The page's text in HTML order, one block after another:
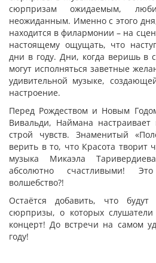
сюрпризам ожидаемым,
неожиданным. Именно с этого
находится в филармонии – на
настоящему ощущать, что
дни в году. Дни, когда веришь в
могут исполняться заветные
удивительной музыке,
настроение.
Перед Рождеством и Новым
Вивальди, Наймана
строй чувств. Знаменитый
верить в то, что Красота творит
музыка Микаэла
абсолютно счастливыми!
волшебство?!
Остаётся добавить, что
сюрпризы, о которых слушатели
концерт! До встречи на самом
году!